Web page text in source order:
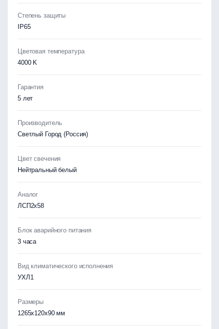
Степень защиты
IP65
Цветовая температура
4000 K
Гарантия
5 лет
Производитель
Светлый Город (Россия)
Цвет свечения
Нейтральный белый
Аналог
ЛСП2х58
Блок аварийного питания
3 часа
Вид климатического исполнения
УХЛ1
Размеры
1265x120x90 мм